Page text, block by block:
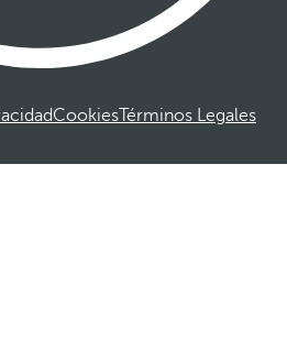
CookiesTérminos Legales